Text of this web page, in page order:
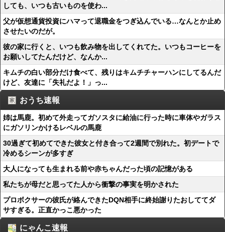
しても、いつも古いものを使わ...
父が仮想通貨投資にハマって退職金をつぎ込んでいる…なんとか止め
させたいのだが。
彼の家に行くと、いつも飲み物を出してくれてた。いつもコーヒーを
お願いしてたんだけど、なんか...
キムチの白い部分だけ食べて、残りはキムチチャーハンにしてるんだ
けど、友達に「失礼だよ！」っ...
おうち速報
姉は馬鹿。初めて外走ってガソスタに給油に行った時に車体やガラス
にガソリンかけるレベルの馬鹿
30過ぎて初めてできた彼女と付き合って2週間で別れた。初デートで
冷めるシーンが多すぎ
大人になっても生まれる前や赤ちゃんだった頃の記憶がある
私たちが母だと思ってた人から衝撃の事実を明かされた
プロボクサーの彼氏が絡んできたDQN相手に終始謝りたおしててダ
サすぎる。正直かっこ悪かった
にゃんこ速報